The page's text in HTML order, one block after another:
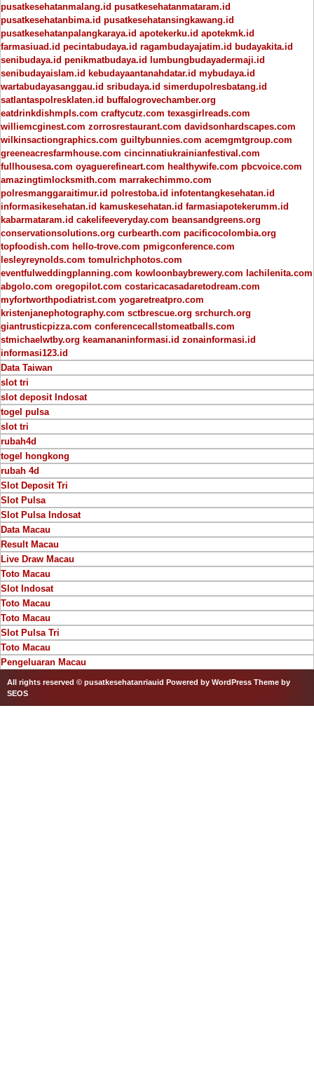
pusatkesehatanmalang.id pusatkesehatanmataram.id
pusatkesehatanbima.id pusatkesehatansingkawang.id
pusatkesehatanpalangkaraya.id apotekerku.id apotekmk.id
farmasiuad.id pecintabudaya.id ragambudayajatim.id budayakita.id
senibudaya.id penikmatbudaya.id
lumbungbudayadermaji.id
senibudayaislam.id kebudayaantanahdatar.id mybudaya.id
wartabudayasanggau.id sribudaya.id simerdupolresbatang.id
satlantaspolresklaten.id buffalogrovechamber.org
eatdrinkdishmpls.com craftycutz.com texasgirlreads.com
williemcginest.com zorrosrestaurant.com davidsonhardscapes.com
wilkinsactiongraphics.com guiltybunnies.com acemgmtgroup.com
greeneacresfarmhouse.com cincinnatiukrainianfestival.com
fullhousesa.com oyaguerefineart.com healthywife.com pbcvoice.com
amazingtimlocksmith.com marrakechimmo.com
polresmanggaraitimur.id polrestoba.id infotentangkesehatan.id
informasikesehatan.id kamuskesehatan.id farmasiapotekerumm.id
kabarmataram.id cakelifeeveryday.com beansandgreens.org
conservationsolutions.org curbearth.com pacificocolombia.org
topfoodish.com hello-trove.com pmigconference.com
lesleyreynolds.com tomulrichphotos.com
eventfulweddingplanning.com kowloonbaybrewery.com lachilenita.com
abgolo.com oregopilot.com costaricacasadaretodream.com
myfortworthpodiatrist.com yogaretreatpro.com
kristenjanephotography.com sctbrescue.org srchurch.org
giantrusticpizza.com conferencecallstomeatballs.com
stmichaelwtby.org keamananinformasi.id zonainformasi.id
informasi123.id
Data Taiwan
slot tri
slot deposit Indosat
togel pulsa
slot tri
rubah4d
togel hongkong
rubah 4d
Slot Deposit Tri
Slot Pulsa
Slot Pulsa Indosat
Data Macau
Result Macau
Live Draw Macau
Toto Macau
Slot Indosat
Toto Macau
Toto Macau
Slot Pulsa Tri
Toto Macau
Pengeluaran Macau
All rights reserved © pusatkesehatanriauid Powered by WordPress Theme by
SEOS